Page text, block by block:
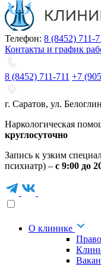
Телефон: 8 (8452) 711-
Контакты и график
8 (8452) 711-711 +7
г. Саратов, ул.
Наркологическая
круглосуточно
Запись к узким
психиатр) – с 9:00 до
О клинике